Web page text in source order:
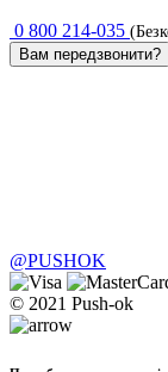
0 800 214-035
Вам передзвонити?
@PUSHOK
© 2021 Push-ok